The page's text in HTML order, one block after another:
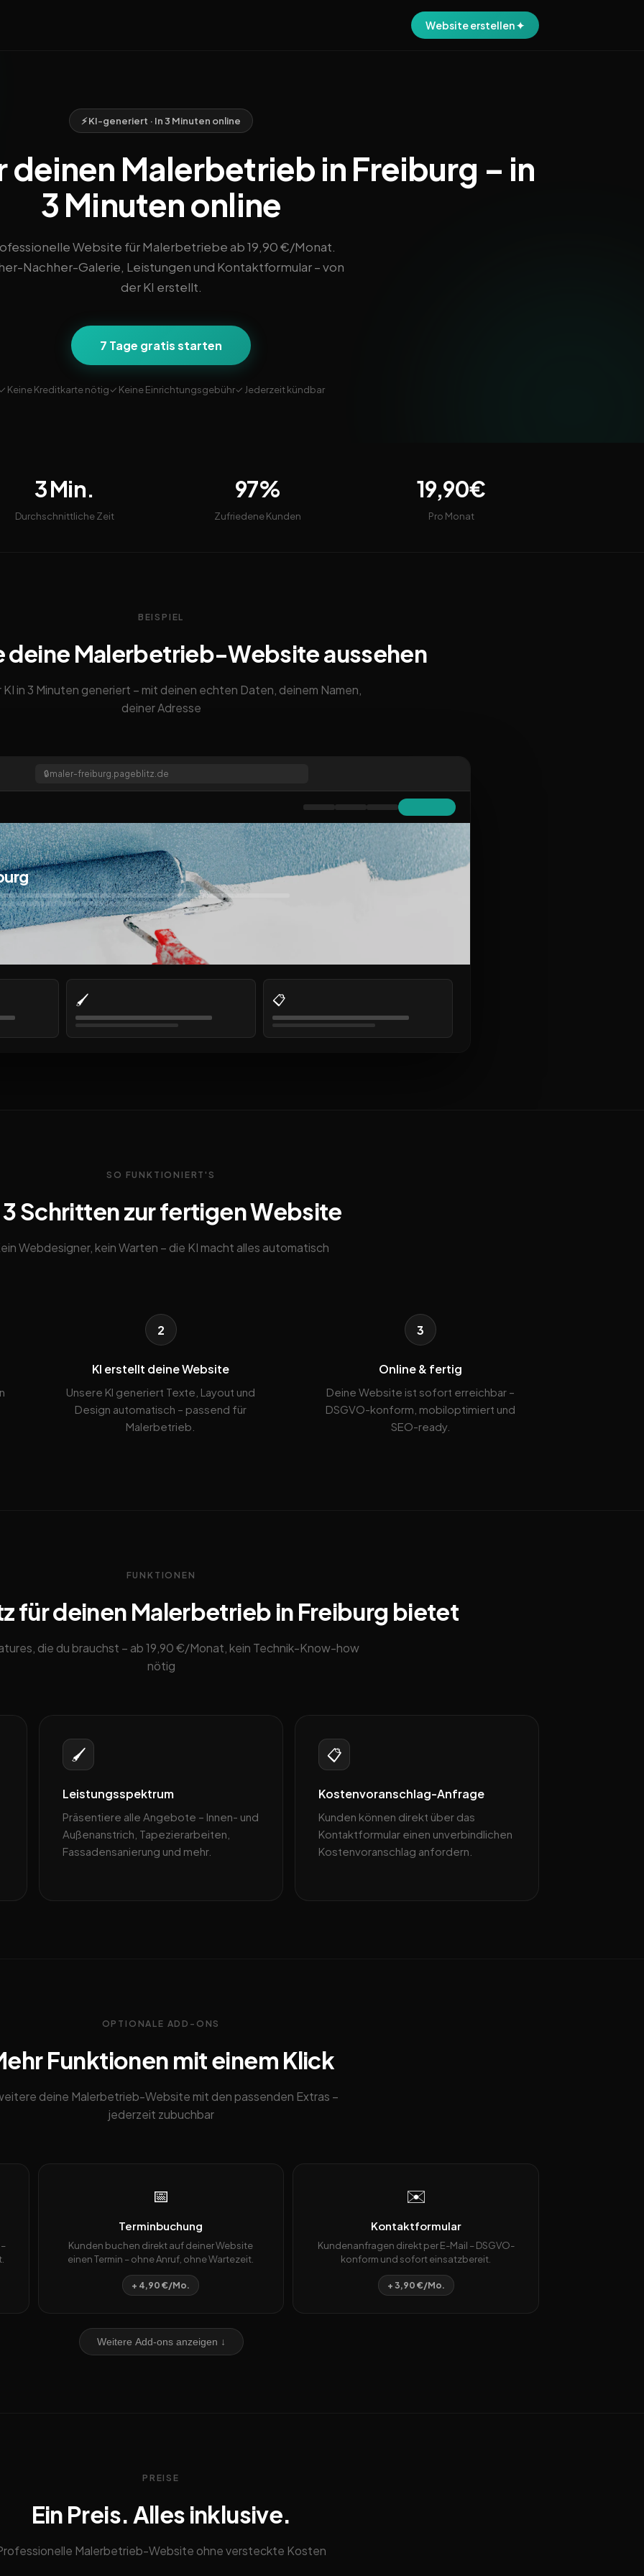
Website erstellen ✦
⚡ KI-generiert · In 3 Minuten online
Malerbetrieb in Freiburg – in
3 Minuten online
Website für Malerbetriebe ab 19,90 €/Monat.
Nachher-Galerie, Leistungen und Kontaktformular – von
der KI erstellt.
7 Tage gratis starten
Keine Kreditkarte nötig✓ Keine Einrichtungsgebühr✓ Jederzeit kündbar
3 Min.
Durchschnittliche Zeit
97%
Zufriedene Kunden
19,90€
Pro Monat
BEISPIEL
deine Malerbetrieb-Website aussehen
KI in 3 Minuten generiert – mit deinen echten Daten, deinem Namen,
deiner Adresse
🔒maler-freiburg.pageblitz.de
🖌️ 📋
SO FUNKTIONIERT'S
3 Schritten zur fertigen Website
Webdesigner, kein Warten – die KI macht alles automatisch
2
KI erstellt deine Website
Unsere KI generiert Texte, Layout und
Design automatisch – passend für
Malerbetrieb.
3
Online & fertig
Deine Website ist sofort erreichbar –
DSGVO-konform, mobiloptimiert und
SEO-ready.
FUNKTIONEN
für deinen Malerbetrieb in Freiburg bietet
die du brauchst – ab 19,90 €/Monat, kein Technik-Know-how
nötig
🖌️
Leistungsspektrum
Präsentiere alle Angebote – Innen- und
Außenanstrich, Tapezierarbeiten,
Fassadensanierung und mehr.
📋
Kostenvoranschlag-Anfrage
Kunden können direkt über das
Kontaktformular einen unverbindlichen
Kostenvoranschlag anfordern.
OPTIONALE ADD-ONS
Funktionen mit einem Klick
deine Malerbetrieb-Website mit den passenden Extras –
jederzeit zubuchbar
📅
Terminbuchung
Kunden buchen direkt auf deiner Website
einen Termin – ohne Anruf, ohne Wartezeit.
+ 4,90 €/Mo.
✉️
Kontaktformular
Kundenanfragen direkt per E-Mail – DSGVO-
konform und sofort einsatzbereit.
+ 3,90 €/Mo.
Weitere Add-ons anzeigen ↓
PREISE
Ein Preis. Alles inklusive.
Malerbetrieb-Website ohne versteckte Kosten